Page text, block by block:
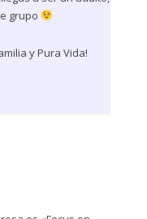
grupo
y Pura Vida!